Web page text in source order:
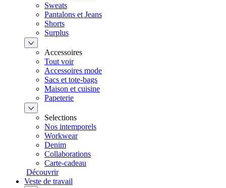
Sweats
Pantalons et Jeans
Shorts
Surplus
Accessoires
Tout voir
Accessoires mode
Sacs et tote-bags
Maison et cuisine
Papeterie
Selections
Nos intemporels
Workwear
Denim
Collaborations
Carte-cadeau
Découvrir
Veste de travail